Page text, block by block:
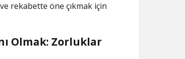
rekabette öne çıkmak için
Olmak: Zorluklar